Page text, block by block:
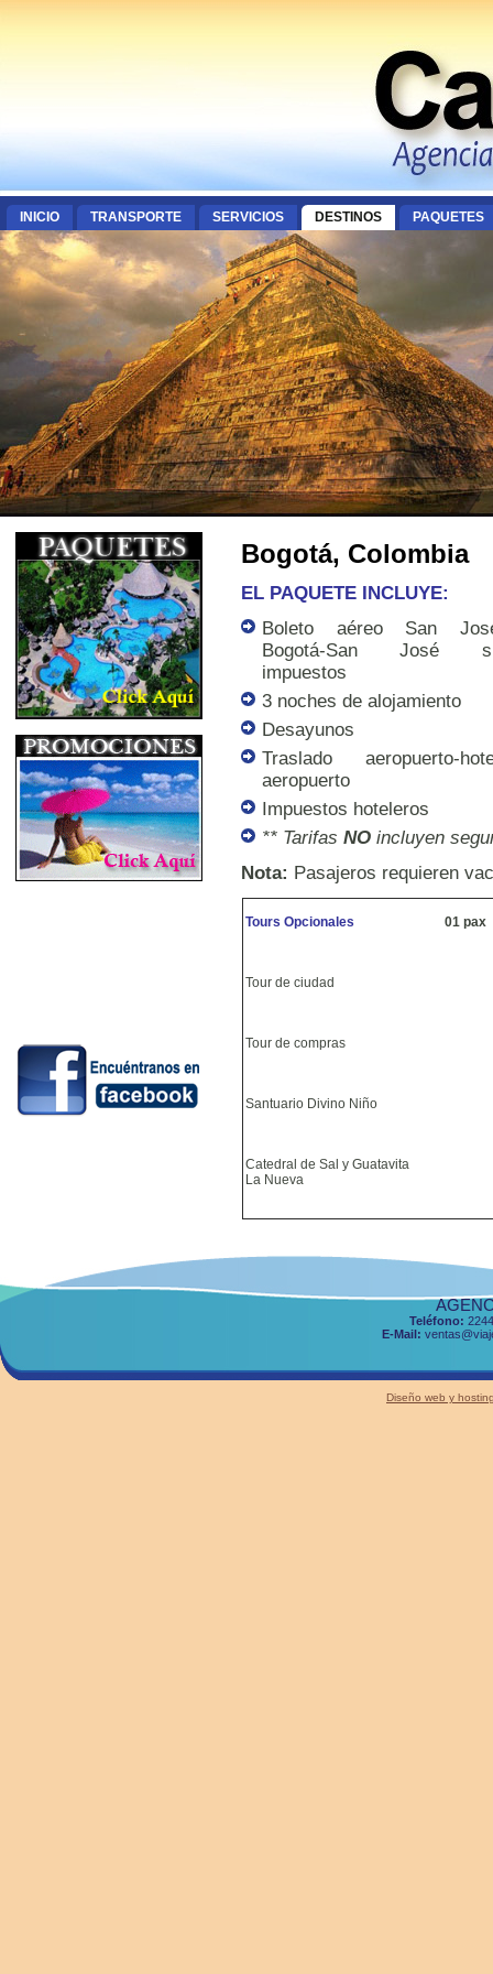
INICIO TRANSPORTE SERVICIOS DESTINOS PAQUETES
Bogotá, Colombia
EL PAQUETE INCLUYE:
Boleto aéreo San
Bogotá-San José
impuestos
3 noches de alojamiento
Desayunos
Traslado aeropuerto-
aeropuerto
Impuestos hoteleros
** Tarifas NO incluyen
Nota: Pasajeros requieren
Tours Opcionales 01 pax
Tour de ciudad
Tour de compras
Santuario Divino Niño
Catedral de Sal y Guatavita
La Nueva
Teléfono:
E-Mail:
Diseño web y